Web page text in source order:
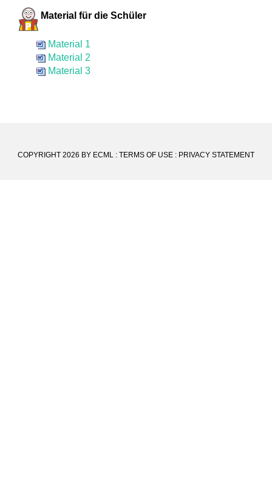
Material für die Schüler
Material 1
Material 2
Material 3
COPYRIGHT 2026 BY ECML : TERMS OF USE : PRIVACY STATEMENT